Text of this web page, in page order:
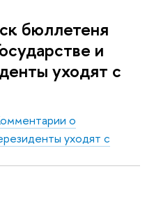
бюллетеня
и
уходят с
о
уходят с